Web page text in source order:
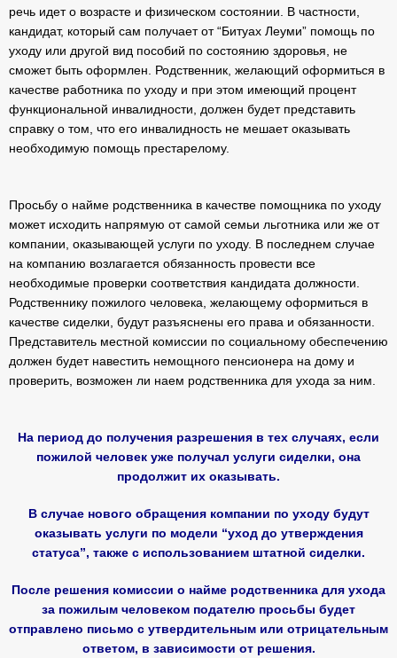
речь идет о возрасте и физическом состоянии. В частности,
кандидат, который сам получает от “Битуах Леуми” помощь по
уходу или другой вид пособий по состоянию здоровья, не
сможет быть оформлен. Родственник, желающий оформиться в
качестве работника по уходу и при этом имеющий процент
функциональной инвалидности, должен будет представить
справку о том, что его инвалидность не мешает оказывать
необходимую помощь престарелому.
Просьбу о найме родственника в качестве помощника по уходу
может исходить напрямую от самой семьи льготника или же от
компании, оказывающей услуги по уходу. В последнем случае
на компанию возлагается обязанность провести все
необходимые проверки соответствия кандидата должности.
Родственнику пожилого человека, желающему оформиться в
качестве сиделки, будут разъяснены его права и обязанности.
Представитель местной комиссии по социальному обеспечению
должен будет навестить немощного пенсионера на дому и
проверить, возможен ли наем родственника для ухода за ним.
На период до получения разрешения в тех случаях, если
пожилой человек уже получал услуги сиделки, она
продолжит их оказывать.
В случае нового обращения компании по уходу будут
оказывать услуги по модели “уход до утверждения
статуса”, также с использованием штатной сиделки.
После решения комиссии о найме родственника для ухода
за пожилым человеком подателю просьбы будет
отправлено письмо с утвердительным или отрицательным
ответом, в зависимости от решения.